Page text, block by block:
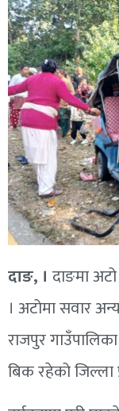
दाङ, । दाङमा
। अटोमा सवार
राजपुर
बिक रहेको जिल्ला